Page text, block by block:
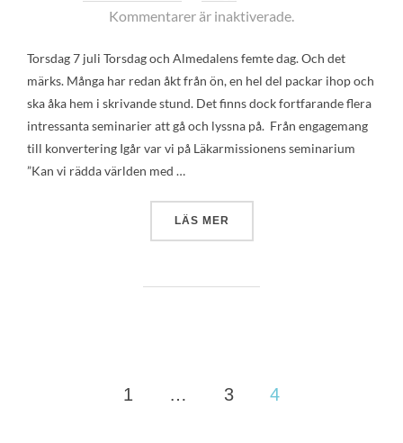
den
Kommentarer är inaktiverade.
Torsdag 7 juli Torsdag och Almedalens femte dag. Och det
märks. Många har redan åkt från ön, en hel del packar ihop och
ska åka hem i skrivande stund. Det finns dock fortfarande flera
intressanta seminarier att gå och lyssna på. Från engagemang
till konvertering Igår var vi på Läkarmissionens seminarium
”Kan vi rädda världen med …
LÄS MER
Sidnumrering
1 … 3 4